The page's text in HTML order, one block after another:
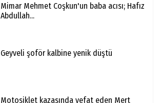
Mimar Mehmet Coşkun'un baba acısı; Hafız
Abdullah...
Geyveli şoför kalbine yenik düştü
Motosiklet kazasında vefat eden Mert